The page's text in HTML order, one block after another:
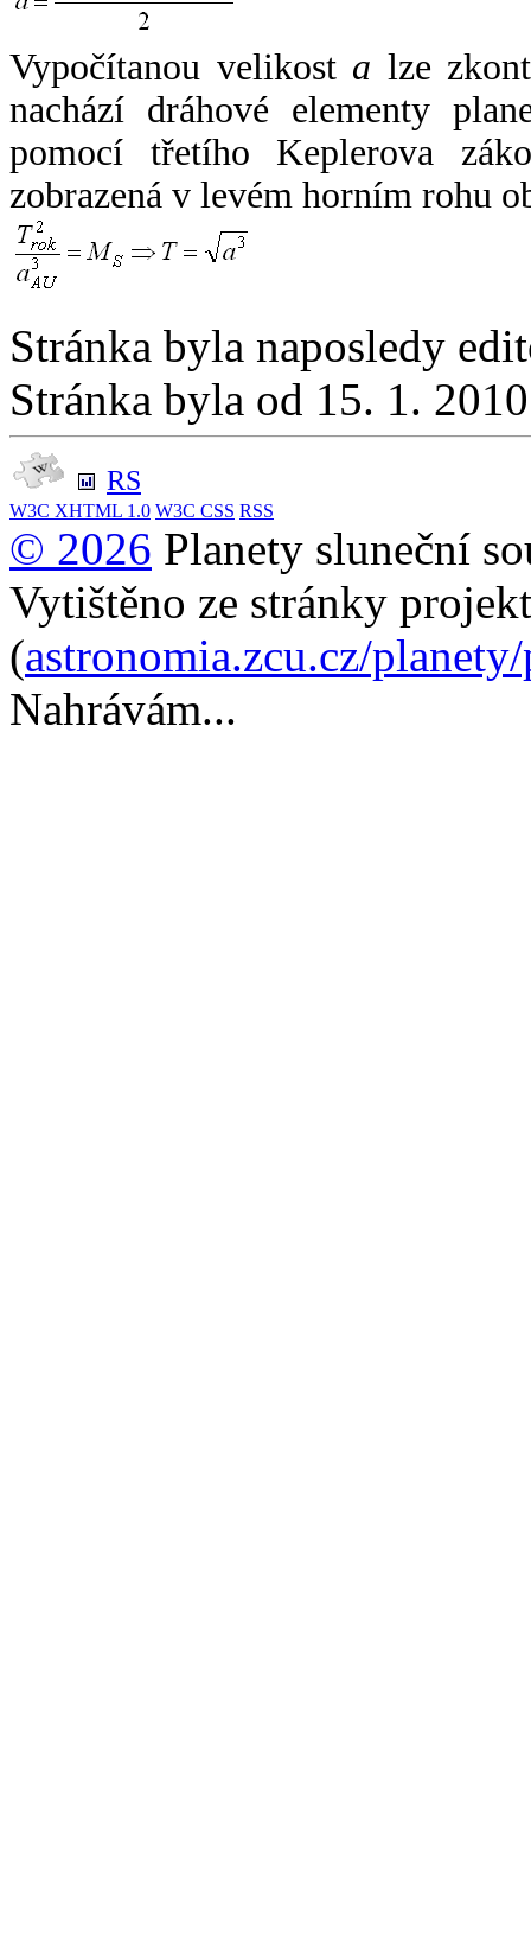
Vypočítanou velikost a lze
nachází dráhové elementy
pomocí třetího Keplerova
zobrazená v levém horním rohu
Stránka byla naposledy
Stránka byla od 15. 1.
RS
W3C XHTML 1.0 W3C CSS RSS
© 2026 Planety sluneční
Vytištěno ze stránky
(astronomia.zcu.cz/
Nahrávám...